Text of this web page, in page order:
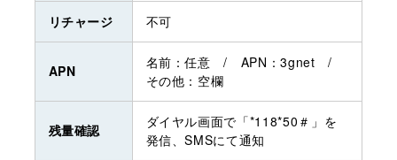
リチャージ 不可
APN
名前：任意 / APN：3gnet /
その他：空欄
残量確認
ダイヤル画面で「*118*50＃」を
発信、SMSにて通知